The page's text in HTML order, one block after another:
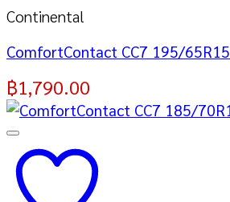
Continental
ComfortContact CC7 195/65R15
฿1,790.00